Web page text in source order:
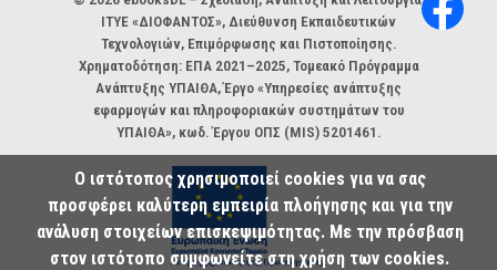
ΙΤΥΕ «ΔΙΟΦΑΝΤΟΣ», Διεύθυνση Εκπαιδευτικών
Τεχνολογιών, Επιμόρφωσης και Πιστοποίησης.
Χρηματοδότηση: ΕΠΑ 2021–2025, Τομεακό Πρόγραμμα
Ανάπτυξης ΥΠΑΙΘΑ, Έργο «Υπηρεσίες ανάπτυξης
εφαρμογών και πληροφοριακών συστημάτων του
ΥΠΑΙΘΑ», κωδ. Έργου ΟΠΣ (MIS) 5201461.
Ο ιστότοπος χρησιμοποιεί cookies για να σας
προσφέρει καλύτερη εμπειρία πλοήγησης και για την
ανάλυση στοιχείων επισκεψιμότητας. Με την πρόσβαση
στον ιστότοπο συμφωνείτε στη χρήση των cookies.